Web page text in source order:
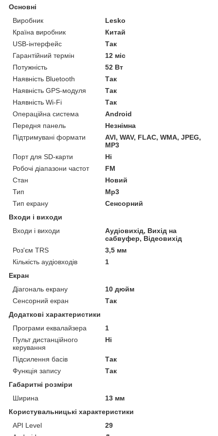
Основні
Виробник
Lesko
Країна виробник
Китай
USB-інтерфейс
Так
Гарантійний термін
12 міс
Потужність
52 Вт
Наявність Bluetooth
Так
Наявність GPS-модуля
Так
Наявність Wi-Fi
Так
Операційна система
Android
Передня панель
Незнімна
Підтримувані формати
AVI, WAV, FLAC, WMA, JPEG,
MP3
Порт для SD-карти
Ні
Робочі діапазони частот
FM
Стан
Новий
Тип
Mp3
Тип екрану
Сенсорний
Входи і виходи
Входи і виходи
Аудіовихід, Вихід на
сабвуфер, Відеовихід
Роз'єм TRS
3,5 мм
Кількість аудіовходів
1
Екран
Діагональ екрану
10 дюйм
Сенсорний екран
Так
Додаткові характеристики
Програми еквалайзера
1
Пульт дистанційного
керування
Ні
Підсилення басів
Так
Функція запису
Так
Габаритні розміри
Ширина
13 мм
Користувальницькі характеристики
API Level
29